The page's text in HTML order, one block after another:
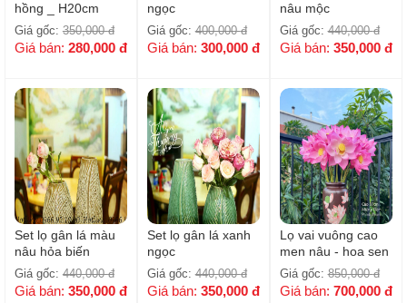
hồng _ H20cm
Giá gốc: 350,000 đ
Giá bán: 280,000 đ
ngọc
Giá gốc:400,000 đ
Giá bán: 300,000 đ
nâu mộc
Giá gốc:440,000 đ
Giá bán: 350,000 đ
Set lọ gân lá màu
nâu hỏa biến
Giá gốc: 440,000 đ
Giá bán: 350,000 đ
Set lọ gân lá xanh
ngọc
Giá gốc:440,000 đ
Giá bán: 350,000 đ
Lọ vai vuông cao
men nâu - hoa sen
hồng / H37cm
Giá gốc:850,000 đ
Giá bán: 700,000 đ